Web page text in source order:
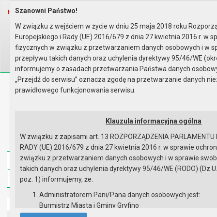
Home Prawo lokalne
Wyszukaj na stronie:
A A A
Biuletyn Informacji Publicznej
Strona główna Mapa serwisu Aktualności
Redakcja Instrukcja korzystania
Strona główna
Szanowni Państwo!
W związku z wejściem w życie w dniu 25 maja 2018 roku
Europejskiego i Rady (UE) 2016/679 z dnia 27 kwietnia 2016 r. w
fizycznych w związku z przetwarzaniem danych osobowych i w
przepływu takich danych oraz uchylenia dyrektywy 95/46/WE
informujemy o zasadach przetwarzania Państwa danych
„Przejdź do serwisu” oznacza zgodę na przetwarzanie danych
prawidłowego funkcjonowania serwisu.
Klauzula informacyjna ogólna
W związku z zapisami art. 13 ROZPORZĄDZENIA PARLAMENTU
RADY (UE) 2016/679 z dnia 27 kwietnia 2016 r. w sprawie
związku z przetwarzaniem danych osobowych i w sprawie
takich danych oraz uchylenia dyrektywy 95/46/WE (RODO)
poz. 1) informujemy, że:
Administratorem Pani/Pana danych osobowych jest:
Burmistrz Miasta i Gminy Gryfino